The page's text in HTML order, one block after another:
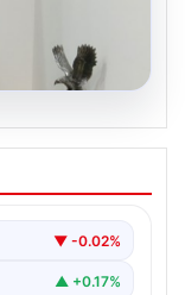
▼ -0.02%
▲ +0.17%